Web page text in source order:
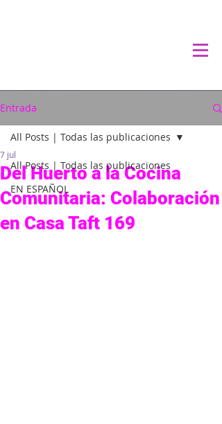
Entrada
All Posts | Todas las publicaciones
EN ESPAÑOL
All Posts | Todas las publicaciones
Del Huerto a la Cocina
Comunitaria: Colaboración
en Casa Taft 169
7 jul